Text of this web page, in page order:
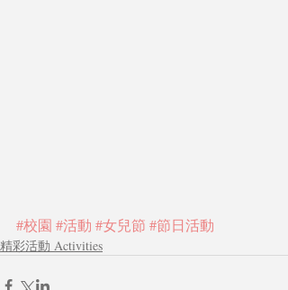
#校園 #活動 #女兒節 #節日活動
精彩活動 Activities